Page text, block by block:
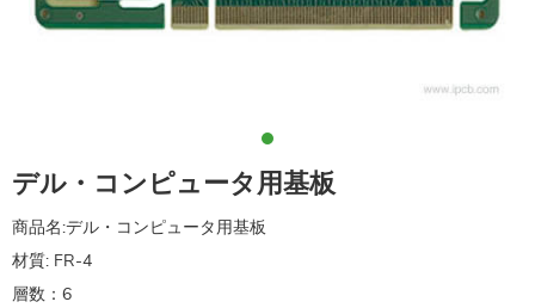
デル・コンピュータ用基板
商品名:デル・コンピュータ用基板
材質: FR-4
層数：6